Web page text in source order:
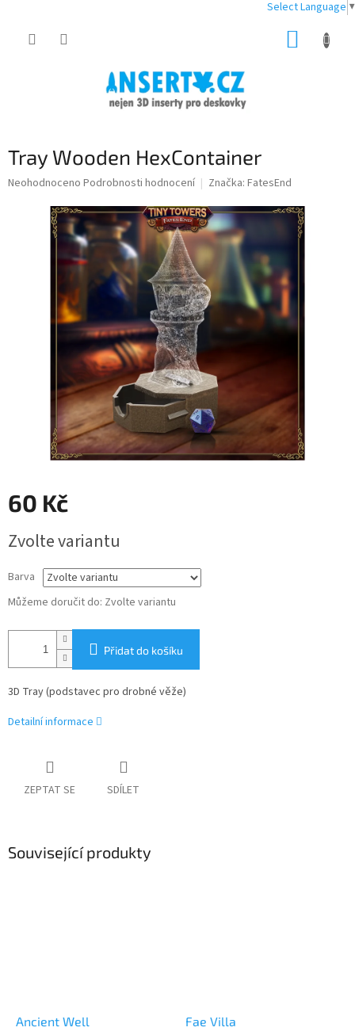
Select Language ▼
Tray Wooden HexContainer
Průměrné
Neohodnoceno Podrobnosti hodnocení Značka: FatesEnd
60 Kč
cena:
Zvolte variantu
Barva
Můžeme doručit do: Zvolte variantu
Přidat do košíku
3D Tray (podstavec pro drobné věže)
Detailní informace
ZEPTAT SE SDÍLET
Související produkty
Ancient Well Fae Villa